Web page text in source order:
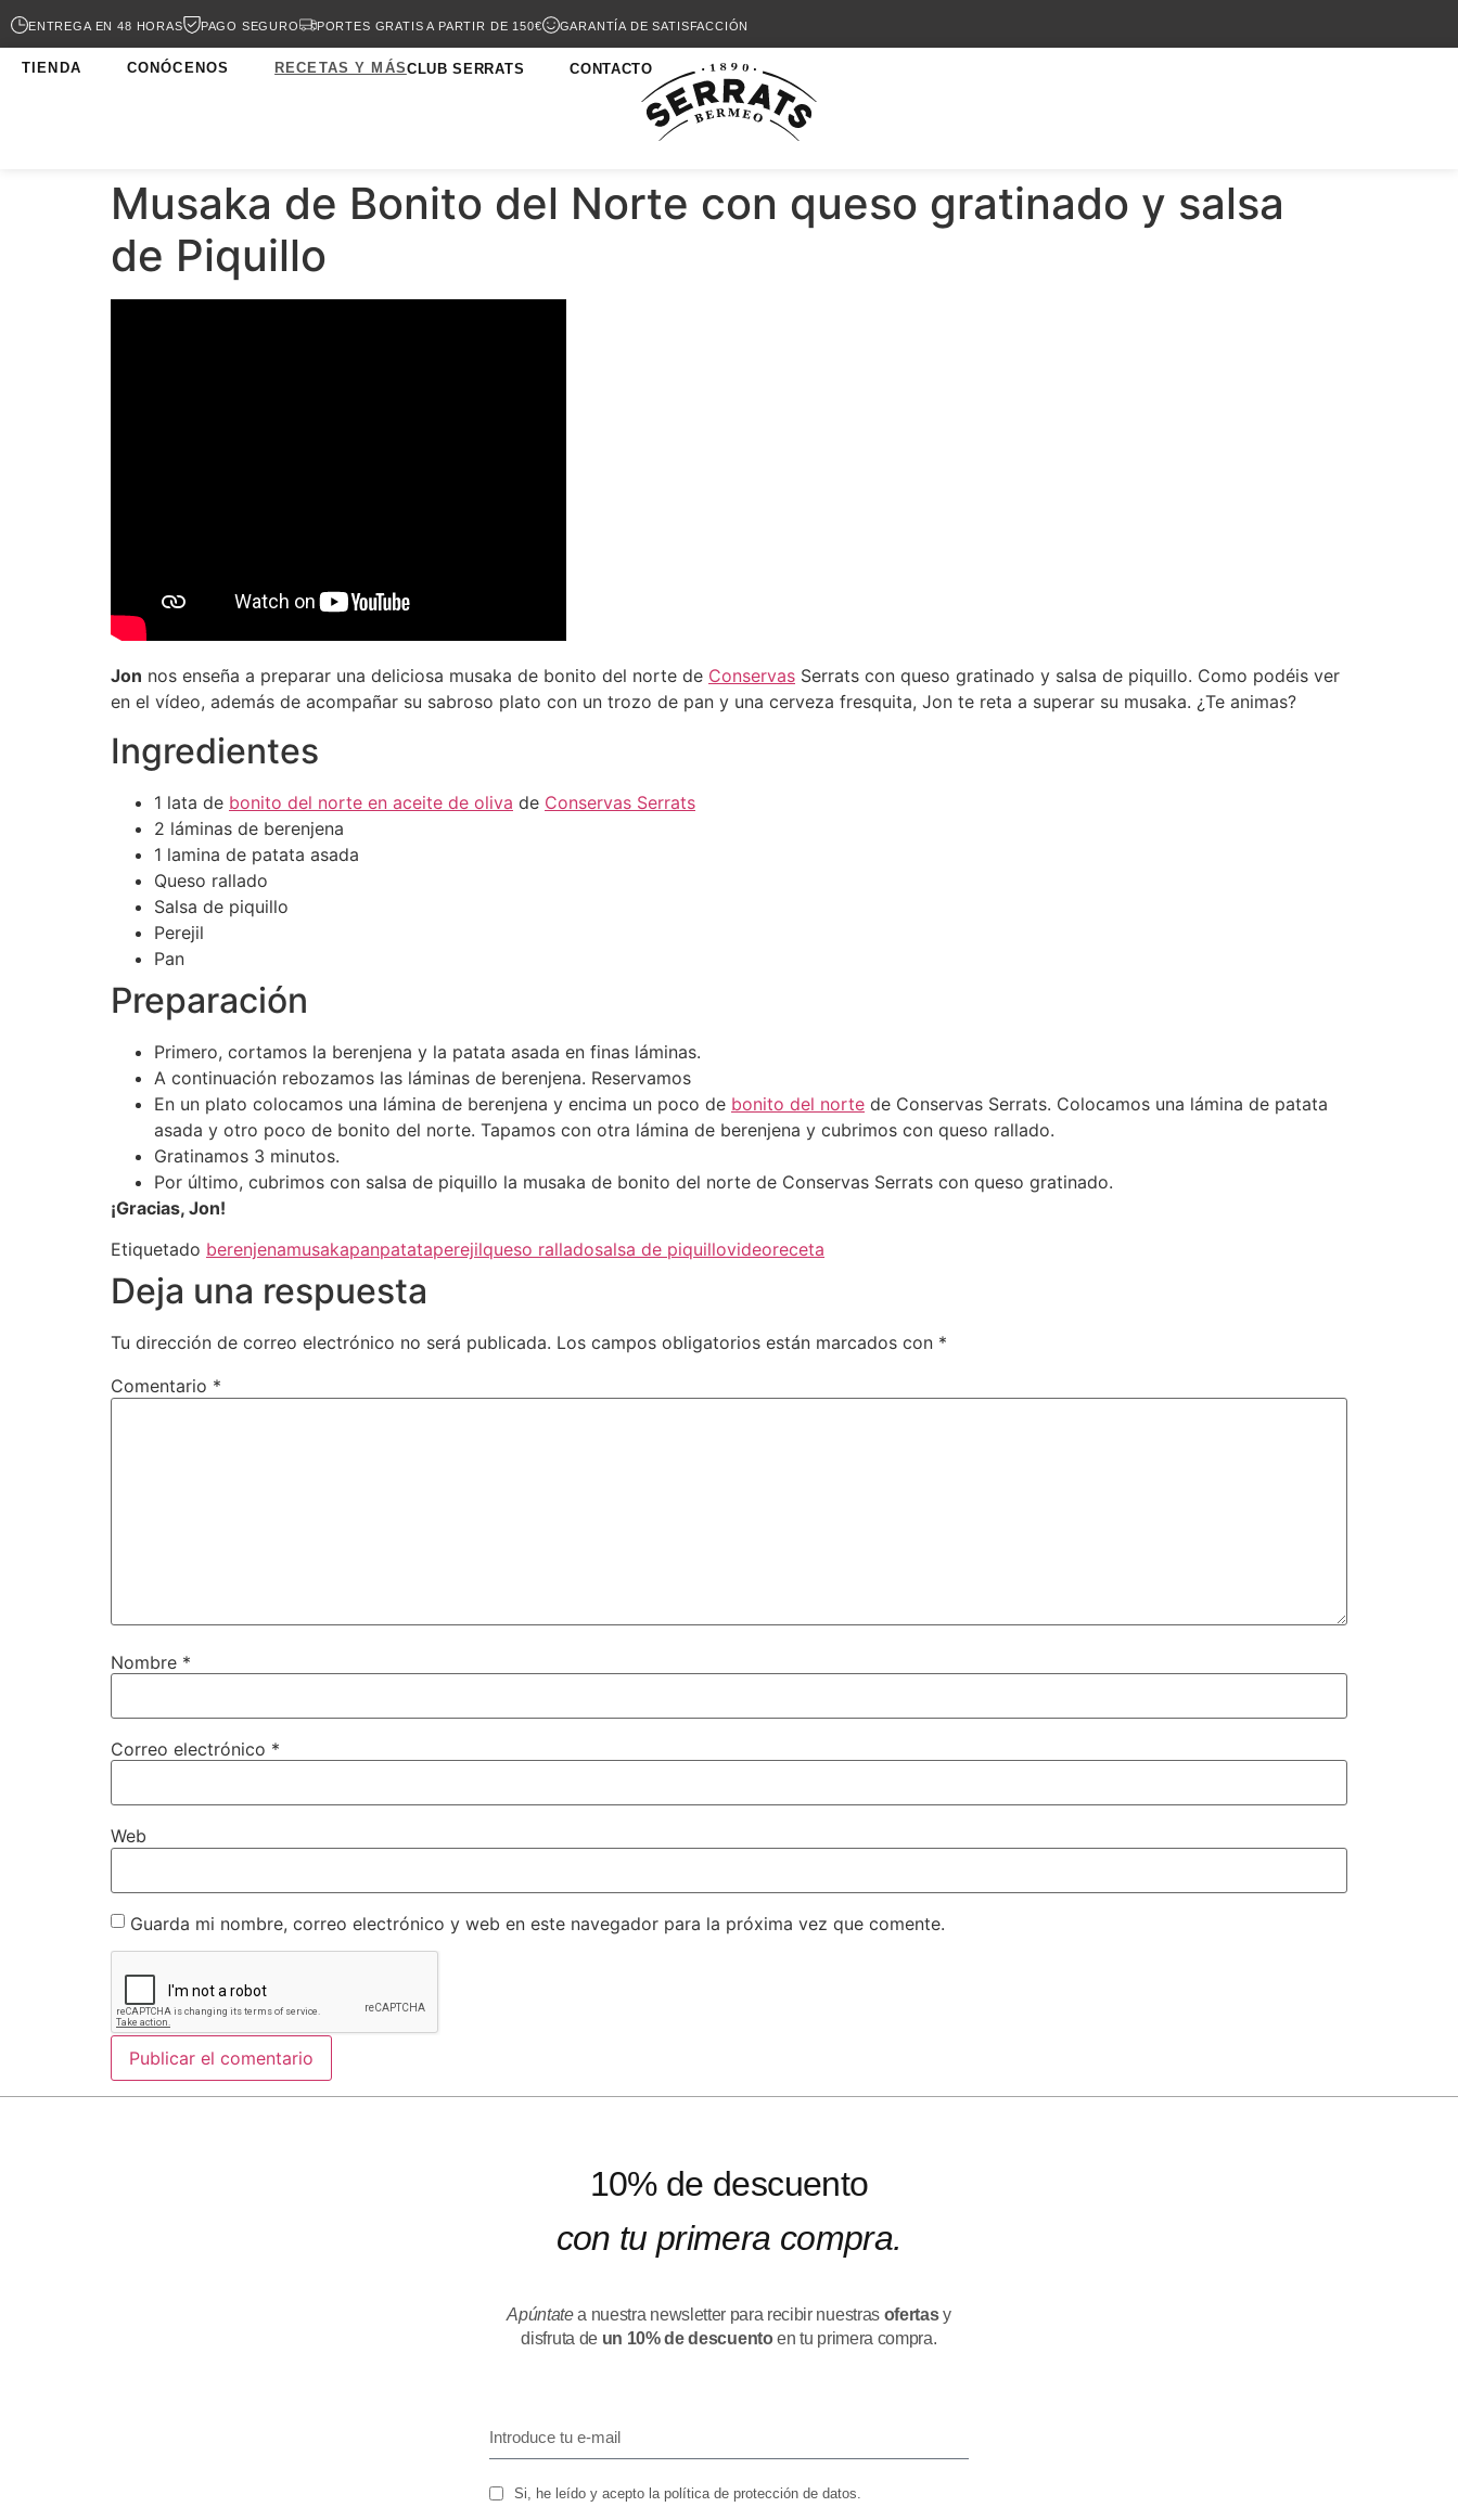
ENTREGA EN 48 HORAS PAGO SEGURO PORTES GRATIS A PARTIR DE 150€ GARANTÍA DE SATISFACCIÓN
TIENDA CONÓCENOS RECETAS Y MÁSCLUB SERRATS CONTACTO
Musaka de Bonito del Norte con queso gratinado y salsa
de Piquillo
Jon nos enseña a preparar una deliciosa musaka de bonito del norte de Conservas Serrats con queso gratinado y salsa de piquillo. Como podéis ver
en el vídeo, además de acompañar su sabroso plato con un trozo de pan y una cerveza fresquita, Jon te reta a superar su musaka. ¿Te animas?
Ingredientes
1 lata de bonito del norte en aceite de oliva de Conservas Serrats
2 láminas de berenjena
1 lamina de patata asada
Queso rallado
Salsa de piquillo
Perejil
Pan
Preparación
Primero, cortamos la berenjena y la patata asada en finas láminas.
A continuación rebozamos las láminas de berenjena. Reservamos
En un plato colocamos una lámina de berenjena y encima un poco de bonito del norte de Conservas Serrats. Colocamos una lámina de patata
asada y otro poco de bonito del norte. Tapamos con otra lámina de berenjena y cubrimos con queso rallado.
Gratinamos 3 minutos.
Por último, cubrimos con salsa de piquillo la musaka de bonito del norte de Conservas Serrats con queso gratinado.
¡Gracias, Jon!
Etiquetado berenjenamusakapanpatataperejilqueso ralladosalsa de piquillovideoreceta
Deja una respuesta
Tu dirección de correo electrónico no será publicada. Los campos obligatorios están marcados con *
Comentario *
Nombre *
Correo electrónico *
Web
Guarda mi nombre, correo electrónico y web en este navegador para la próxima vez que comente.
10% de descuento
con tu primera compra.
Apúntatea nuestra newsletter para recibir nuestras ofertasy
disfruta de un 10% de descuentoen tu primera compra.
Si, he leído y acepto la política de protección de datos.